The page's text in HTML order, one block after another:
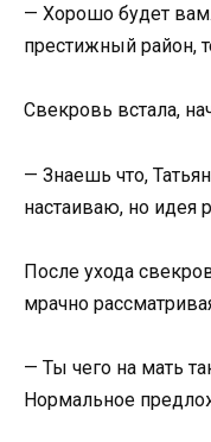
— Хорошо будет
престижный район,
Свекровь встала,
— Знаешь что,
настаиваю, но идея
После ухода
мрачно
— Ты чего на мать
Нормальное